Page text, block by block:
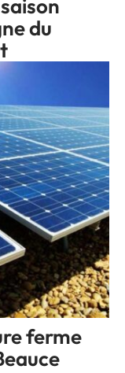
du
ferme